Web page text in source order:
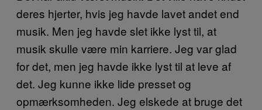
deres hjerter, hvis jeg havde lavet andet end
musik. Men jeg havde slet ikke lyst til, at
musik skulle være min karriere. Jeg var glad
for det, men jeg havde ikke lyst til at leve af
det. Jeg kunne ikke lide presset og
opmærksomheden. Jeg elskede at bruge det